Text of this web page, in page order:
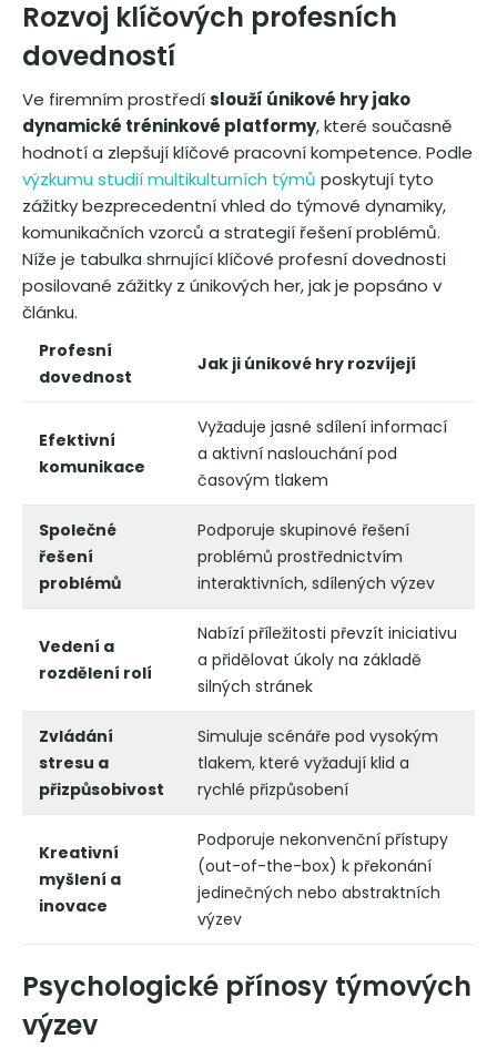
Rozvoj klíčových profesních
dovedností
Ve firemním prostředíslouží únikové hry jako
dynamické tréninkové platformy, které současně
hodnotí a zlepšují klíčové pracovní kompetence. Podle
výzkumu studií multikulturních týmů poskytují tyto
zážitky bezprecedentní vhled do týmové dynamiky,
komunikačních vzorců a strategií řešení problémů.
Níže je tabulka shrnující klíčové profesní dovednosti
posilované zážitky z únikových her, jak je popsáno v
článku.
Profesní
dovednost
Jak ji únikové hry rozvíjejí
Efektivní
komunikace
Vyžaduje jasné sdílení informací
a aktivní naslouchání pod
časovým tlakem
Společné
řešení
problémů
Podporuje skupinové řešení
problémů prostřednictvím
interaktivních, sdílených výzev
Vedení a
rozdělení rolí
Nabízí příležitosti převzít iniciativu
a přidělovat úkoly na základě
silných stránek
Zvládání
stresu a
přizpůsobivost
Simuluje scénáře pod vysokým
tlakem, které vyžadují klid a
rychlé přizpůsobení
Kreativní
myšlení a
inovace
Podporuje nekonvenční přístupy
(out-of-the-box) k překonání
jedinečných nebo abstraktních
výzev
Psychologické přínosy týmových
výzev